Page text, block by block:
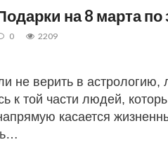
на 8 марта по
0 2209
не верить в
к той части людей,
касается